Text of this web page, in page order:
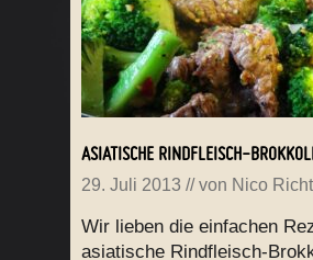
ASIATISCHE RINDFLEISCH-
29. Juli 2013 // von Nico
Wir lieben die einfachen
asiatische Rindfleisch-